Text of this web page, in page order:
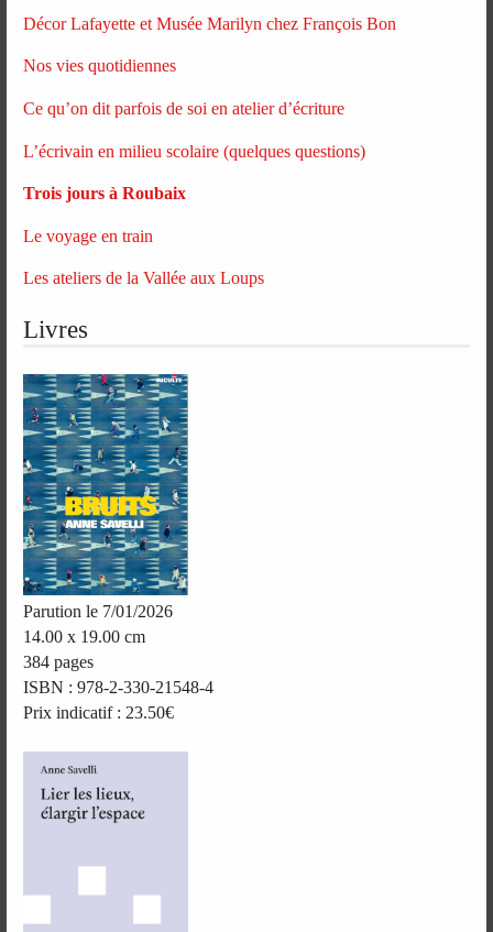
Décor Lafayette et Musée Marilyn chez François Bon
Nos vies quotidiennes
Ce qu’on dit parfois de soi en atelier d’écriture
L’écrivain en milieu scolaire (quelques questions)
Trois jours à Roubaix
Le voyage en train
Les ateliers de la Vallée aux Loups
Livres
Parution le 7/01/2026
14.00 x 19.00 cm
384 pages
ISBN : 978-2-330-21548-4
Prix indicatif : 23.50€